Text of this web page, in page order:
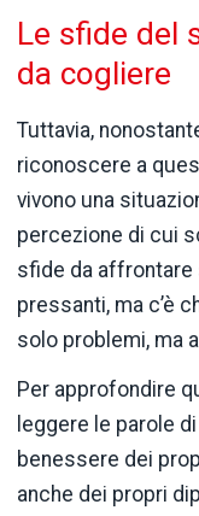
Le sfide del
da cogliere
Tuttavia,
riconoscere a
vivono una
percezione di cui
sfide da affrontare
pressanti, ma c’è
solo problemi, ma
Per approfondire
leggere le parole
benessere dei
anche dei propri